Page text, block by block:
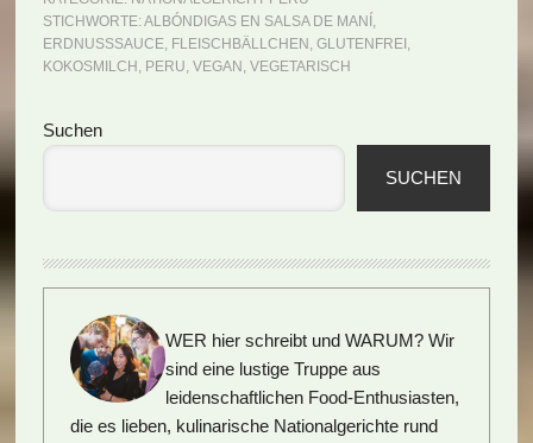
STICHWORTE: ALBÓNDIGAS EN SALSA DE MANÍ ,
ERDNUSSSAUCE, FLEISCHBÄLLCHEN , GLUTENFREI ,
KOKOSMILCH , PERU, VEGAN , VEGETARISCH
Seitenspalte
Suchen
SUCHEN
WER hier schreibt und WARUM? Wir
sind eine lustige Truppe aus
leidenschaftlichen Food-Enthusiasten,
die es lieben, kulinarische Nationalgerichte rund